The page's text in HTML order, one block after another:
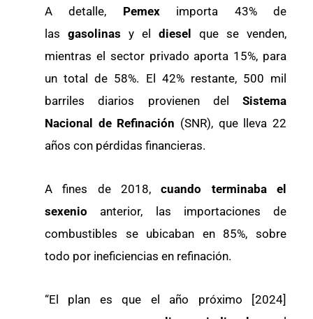
A detalle, Pemex importa 43% de
las gasolinas y el diesel que se venden,
mientras el sector privado aporta 15%, para
un total de 58%. El 42% restante, 500 mil
barriles diarios provienen del Sistema
Nacional de Refinación (SNR), que lleva 22
años con pérdidas financieras.
A fines de 2018,cuando terminaba el
sexenio anterior, las importaciones de
combustibles se ubicaban en 85%, sobre
todo por ineficiencias en refinación.
“El plan es que el año próximo [2024]